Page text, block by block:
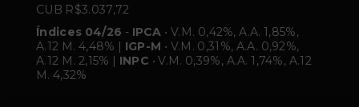
CUB R$3.037,72
Índices 04/26 - IPCA • V.M. 0,42%, A.A. 1,85%,
A.12 M. 4,48% | IGP-M • V.M. 0,31%, A.A. 0,92%,
A.12 M. 2,15% | INPC • V.M. 0,39%, A.A. 1,74%, A.12
M. 4,32%